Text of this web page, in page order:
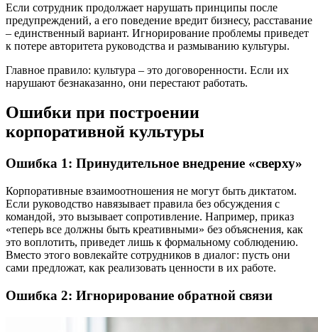
Если сотрудник продолжает нарушать принципы после
предупреждений, а его поведение вредит бизнесу, расставание
– единственный вариант. Игнорирование проблемы приведет
к потере авторитета руководства и размыванию культуры.
Главное правило: культура – это договоренности. Если их
нарушают безнаказанно, они перестают работать.
Ошибки при построении
корпоративной культуры
Ошибка 1: Принудительное внедрение «сверху»
Корпоративные взаимоотношения не могут быть диктатом.
Если руководство навязывает правила без обсуждения с
командой, это вызывает сопротивление. Например, приказ
«теперь все должны быть креативными» без объяснения, как
это воплотить, приведет лишь к формальному соблюдению.
Вместо этого вовлекайте сотрудников в диалог: пусть они
сами предложат, как реализовать ценности в их работе.
Ошибка 2: Игнорирование обратной связи